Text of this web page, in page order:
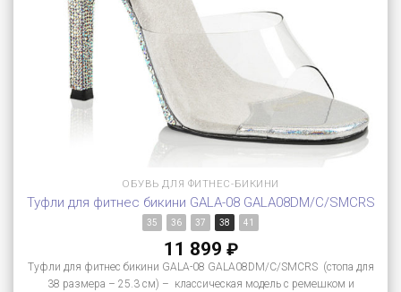
ОБУВЬ ДЛЯ ФИТНЕС-БИКИНИ
Туфли для фитнес бикини GALA-08 GALA08DM/C/SMCRS
35 36 37 38 41
11 899 ₽
Туфли для фитнес бикини GALA-08 GALA08DM/C/SMCRS (стопа для
38 размера – 25.3 см) – классическая модель с ремешком и